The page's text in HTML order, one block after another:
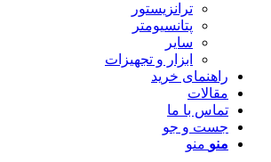
ترانزیستور
پتانسیومتر
ابزار و تجهیزات
خرید
با ما
و جو
منو